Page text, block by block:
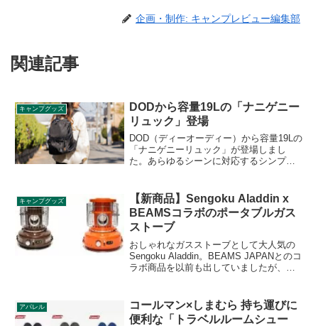
企画・制作: キャンプレビュー編集部
関連記事
キャンプグッズ
DODから容量19Lの「ナニゲニー
リュック」登場
DOD（ディーオーディー）から容量19Lの
「ナニゲニーリュック」が登場しまし
た。あらゆるシーンに対応するシンプル
手のクッション材でしっかり自立しま
す。詳細をレビューします。
キャンプグッズ
【新商品】Sengoku Aladdin x
BEAMSコラボのポータブルガス
ストーブ
おしゃれなガスストーブとして大人気の
Sengoku Aladdin。BEAMS JAPANとのコ
ラボ商品を以前も出していましたが、今
BEAMSオレンジの「橙色」も再販されま
す。これらの商品をレビューします。
アパレル
コールマン×しまむら 持ち運びに
便利な「トラベルルームシュー